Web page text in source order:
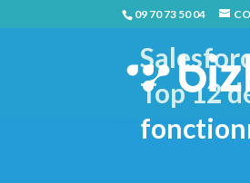
09 70 73 50 04
Top 12